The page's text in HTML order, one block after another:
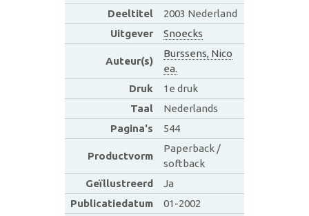
Deeltitel
2003 Nederland
Uitgever
Snoecks
Auteur(s)
Burssens, Nico
ea.
Druk
1e druk
Taal
Nederlands
Pagina's
544
Productvorm
Paperback /
softback
Geïllustreerd
Ja
Publicatiedatum
01-2002